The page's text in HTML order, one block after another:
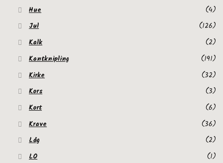
Hue
(4)
Jul
(126)
Kalk
(2)
Kantknipling
(191)
Kirke
(32)
Kors
(3)
Kort
(6)
Krave
(36)
Låg
(2)
LO
(1)